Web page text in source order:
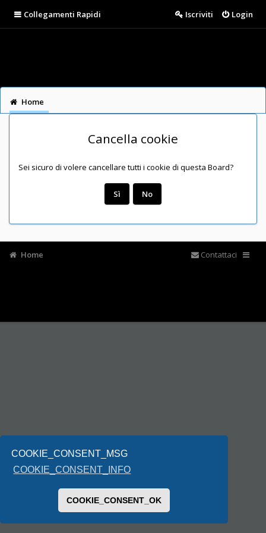
COOKIE_CONSENT_MSG
COOKIE_CONSENT_INFO
COOKIE_CONSENT_OK
Collegamenti Rapidi Login
Iscriviti
Home
Cancella cookie
Sei sicuro di volere cancellare tutti i cookie di questa Board?
Home Contattaci